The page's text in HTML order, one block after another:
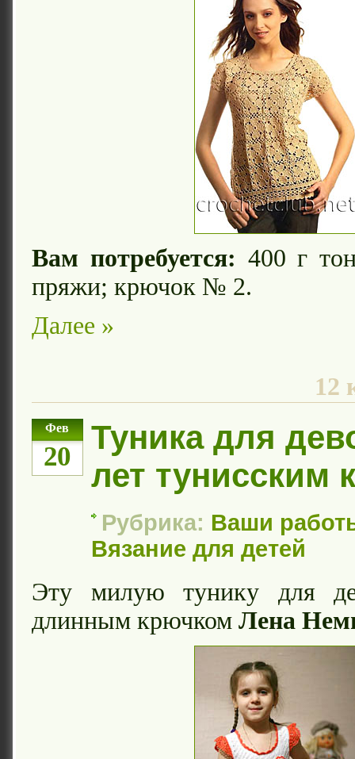
Вам потребуется: 400 г
пряжи; крючок № 2.
Далее »
12
Фев
20
Туника для
лет тунисским
Рубрика: Ваши
Вязание для детей
Эту милую тунику для
длинным крючком Лена